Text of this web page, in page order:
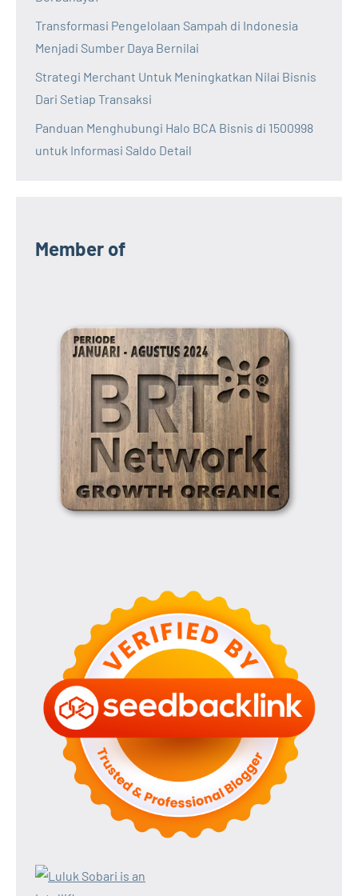
Transformasi Pengelolaan Sampah di Indonesia
Menjadi Sumber Daya Bernilai
Strategi Merchant Untuk Meningkatkan Nilai Bisnis
Dari Setiap Transaksi
Panduan Menghubungi Halo BCA Bisnis di 1500998
untuk Informasi Saldo Detail
Member of